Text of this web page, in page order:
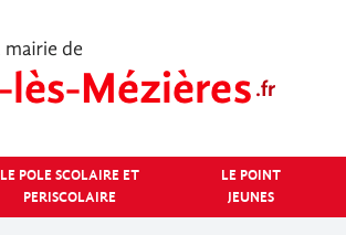
LE POLE SCOLAIRE ET
PERISCOLAIRE
LE POINT
JEUNES